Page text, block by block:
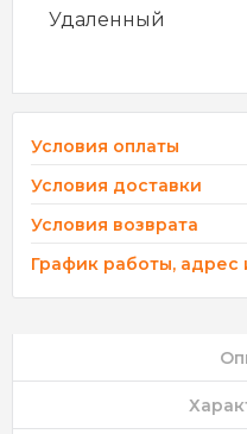
Удаленный
Условия оплаты
Условия доставки
Условия возврата
График работы, адрес